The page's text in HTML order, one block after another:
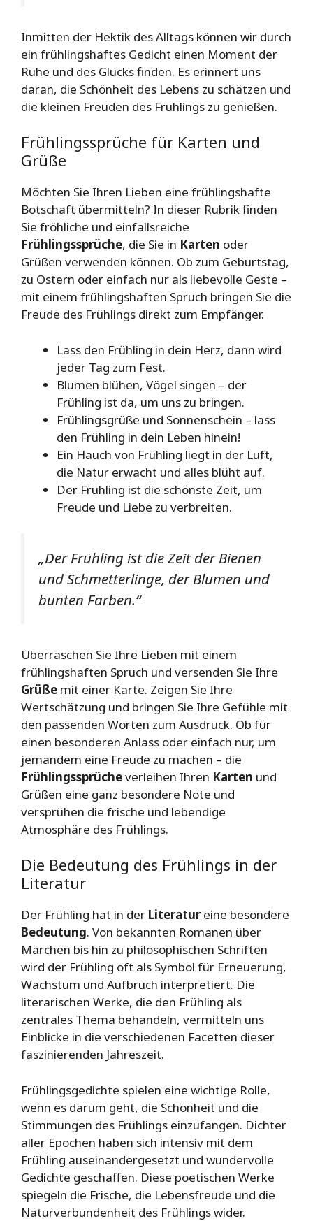
Inmitten der Hektik des Alltags können wir durch
ein frühlingshaftes Gedicht einen Moment der
Ruhe und des Glücks finden. Es erinnert uns
daran, die Schönheit des Lebens zu schätzen und
die kleinen Freuden des Frühlings zu genießen.
Frühlingssprüche für Karten und
Grüße
Möchten Sie Ihren Lieben eine frühlingshafte
Botschaft übermitteln? In dieser Rubrik finden
Sie fröhliche und einfallsreiche
Frühlingssprüche, die Sie in Karten oder
Grüßen verwenden können. Ob zum Geburtstag,
zu Ostern oder einfach nur als liebevolle Geste –
mit einem frühlingshaften Spruch bringen Sie die
Freude des Frühlings direkt zum Empfänger.
Lass den Frühling in dein Herz, dann wird
jeder Tag zum Fest.
Blumen blühen, Vögel singen – der
Frühling ist da, um uns zu bringen.
Frühlingsgrüße und Sonnenschein – lass
den Frühling in dein Leben hinein!
Ein Hauch von Frühling liegt in der Luft,
die Natur erwacht und alles blüht auf.
Der Frühling ist die schönste Zeit, um
Freude und Liebe zu verbreiten.
„Der Frühling ist die Zeit der Bienen
und Schmetterlinge, der Blumen und
bunten Farben.“
Überraschen Sie Ihre Lieben mit einem
frühlingshaften Spruch und versenden Sie Ihre
Grüße mit einer Karte. Zeigen Sie Ihre
Wertschätzung und bringen Sie Ihre Gefühle mit
den passenden Worten zum Ausdruck. Ob für
einen besonderen Anlass oder einfach nur, um
jemandem eine Freude zu machen – die
Frühlingssprücheverleihen Ihren Karten und
Grüßen eine ganz besondere Note und
versprühen die frische und lebendige
Atmosphäre des Frühlings.
Die Bedeutung des Frühlings in der
Literatur
Der Frühling hat in der Literatureine besondere
Bedeutung. Von bekannten Romanen über
Märchen bis hin zu philosophischen Schriften
wird der Frühling oft als Symbol für Erneuerung,
Wachstum und Aufbruch interpretiert. Die
literarischen Werke, die den Frühling als
zentrales Thema behandeln, vermitteln uns
Einblicke in die verschiedenen Facetten dieser
faszinierenden Jahreszeit.
Frühlingsgedichte spielen eine wichtige Rolle,
wenn es darum geht, die Schönheit und die
Stimmungen des Frühlings einzufangen. Dichter
aller Epochen haben sich intensiv mit dem
Frühling auseinandergesetzt und wundervolle
Gedichte geschaffen. Diese poetischen Werke
spiegeln die Frische, die Lebensfreude und die
Naturverbundenheit des Frühlings wider.